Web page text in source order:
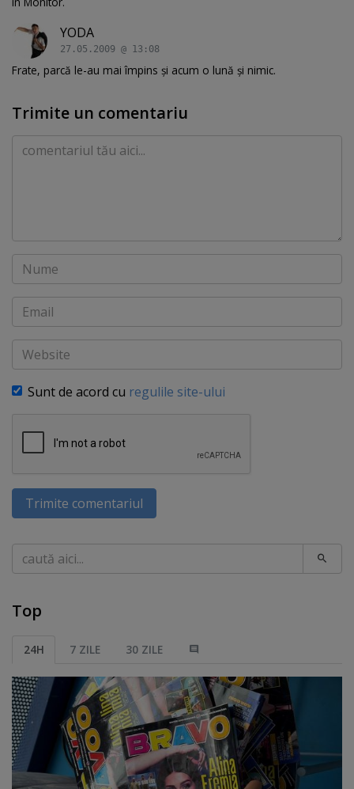
YODA
27.05.2009 @ 13:08
Frate, parcă le-au mai împins şi acum o lună şi nimic.
Trimite un comentariu
Comentariu
Nume
Email
Website
Sunt de acord cu regulile site-ului
Trimite comentariul
Caută
Top
24H 7 ZILE 30 ZILE